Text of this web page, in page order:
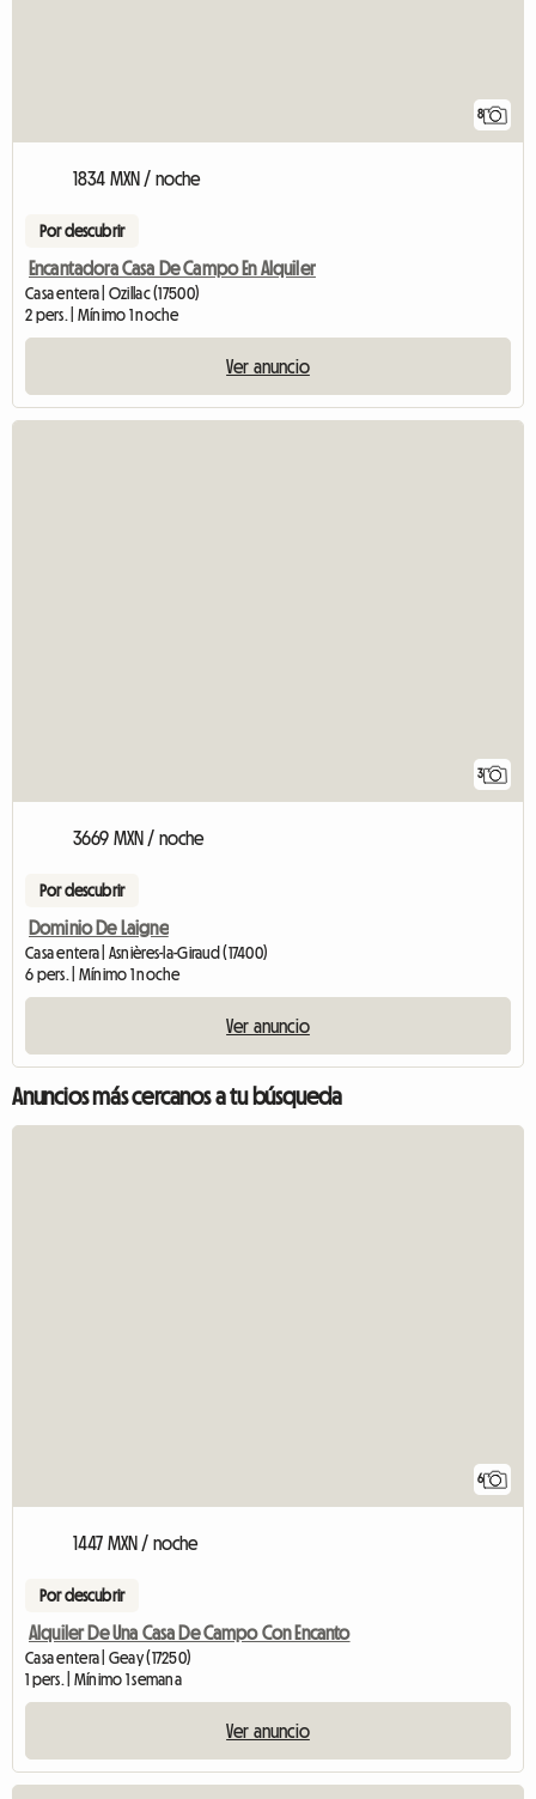
8
1834 MXN / noche
Por descubrir
Encantadora Casa De Campo En Alquiler
Casa entera | Ozillac (17500)
2 pers. | Mínimo 1 noche
Ver anuncio
3
3669 MXN / noche
Por descubrir
Dominio De Laigne
Casa entera | Asnières-la-Giraud (17400)
6 pers. | Mínimo 1 noche
Ver anuncio
Anuncios más cercanos a tu búsqueda
6
1447 MXN / noche
Por descubrir
Alquiler De Una Casa De Campo Con Encanto
Casa entera | Geay (17250)
1 pers. | Mínimo 1 semana
Ver anuncio